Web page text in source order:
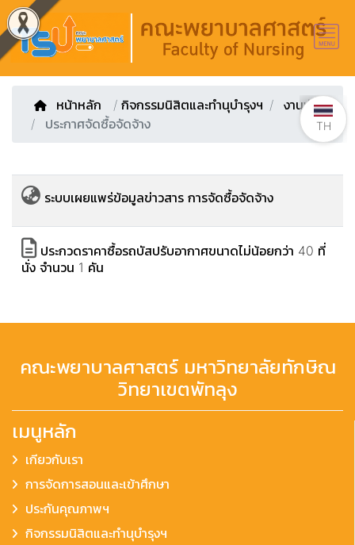
หน้าหลัก / กิจกรรมนิสิตและทำนุบำรุงฯ
งานพัสดุ
ประกาศจัดซื้อจัดจ้าง
ระบบเผยแพร่ข้อมูลข่าวสาร การจัดซื้อจัดจ้าง
ประกวดราคาซื้อรถบัสปรับอากาศขนาดไม่น้อยกว่า 40 ที่
นั่ง จำนวน 1 คัน
คณะพยาบาลศาสตร์ มหาวิทยาลัยทักษิณ
วิทยาเขตพัทลุง
เมนูหลัก
เกียวกับเรา
การจัดการสอนและเข้าศึกษา
ประกันคุณภาพฯ
กิจกรรมนิสิตและทำนุบำรุงฯ
TH